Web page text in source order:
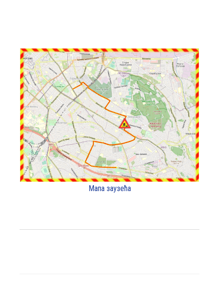
Мапа заузећа